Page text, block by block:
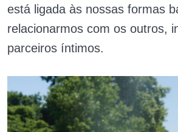
está ligada às nossas formas
relacionarmos com os outros,
parceiros íntimos.